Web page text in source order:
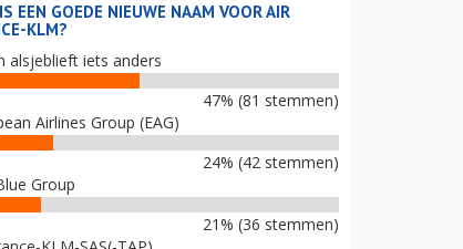
EEN GOEDE NIEUWE NAAM VOOR AIR
KLM?
alsjeblieft iets anders
47% (81 stemmen)
Airlines Group (EAG)
24% (42 stemmen)
Group
21% (36 stemmen)